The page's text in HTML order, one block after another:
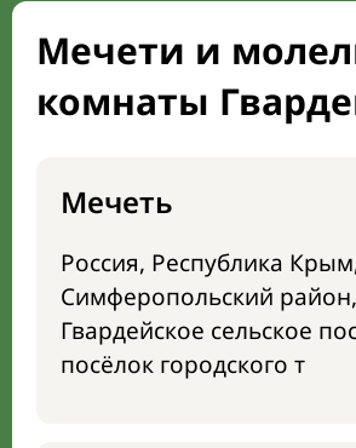
Мечети и
комнаты
Мечеть
Россия, Республика
Симферопольский район,
Гвардейское сельское
посёлок городского т